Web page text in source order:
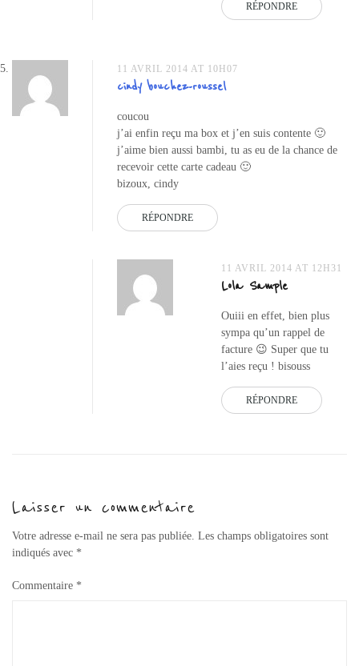
RÉPONDRE
11 AVRIL 2014 AT 10H07
cindy bouchez-roussel
coucou
j’ai enfin reçu ma box et j’en suis contente 🙂
j’aime bien aussi bambi, tu as eu de la chance de
recevoir cette carte cadeau 🙂
bizoux, cindy
RÉPONDRE
11 AVRIL 2014 AT 12H31
Lola Sample
Ouiii en effet, bien plus
sympa qu’un rappel de
facture 😉 Super que tu
l’aies reçu ! bisouss
RÉPONDRE
Laisser un commentaire
Votre adresse e-mail ne sera pas publiée. Les champs obligatoires sont
indiqués avec *
Commentaire *